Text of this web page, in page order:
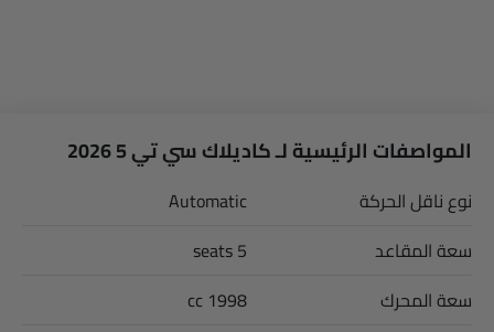
المواصفات الرئيسية لـ كاديلاك سي تي 5 2026
نوع ناقل الحركة
Automatic
سعة المقاعد
5 seats
سعة المحرك
1998 cc